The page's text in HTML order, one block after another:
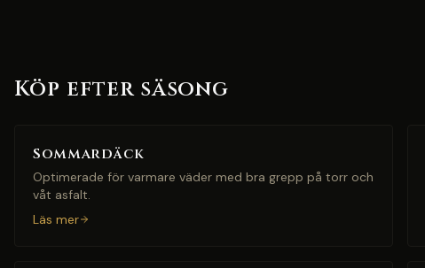
Köp efter säsong
Sommardäck
Optimerade för varmare väder med bra grepp på torr och
våt asfalt.
Läs mer